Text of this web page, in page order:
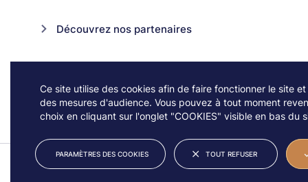
Ce site utilise des cookies afin de faire fonctionner le site
des mesures d'audience. Vous pouvez à tout moment
choix en cliquant sur l'onglet "COOKIES" visible en bas du
PARAMÈTRES DES COOKIES TOUT REFUSER
Découvrez nos partenaires